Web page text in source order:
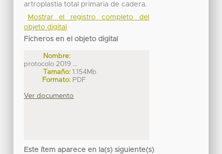
artroplastia total primaria de cadera.
Mostrar el registro completo del
objeto digital
Ficheros en el objeto digital
Nombre:
protocolo 2019 ...
Tamaño: 1.154Mb
Formato: PDF
Ver documento
Este ítem aparece en la(s) siguiente(s)